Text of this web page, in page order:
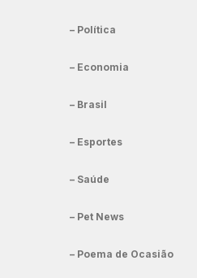
– Política
– Economia
– Brasil
– Esportes
– Saúde
– Pet News
– Poema de Ocasião